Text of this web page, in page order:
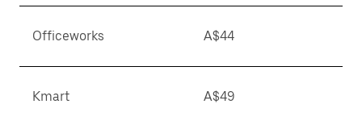
Officeworks A$44
Kmart A$49